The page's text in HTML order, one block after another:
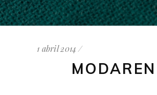
1 abril 2014